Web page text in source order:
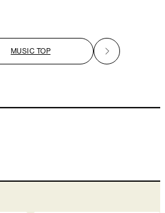
MUSIC TOP